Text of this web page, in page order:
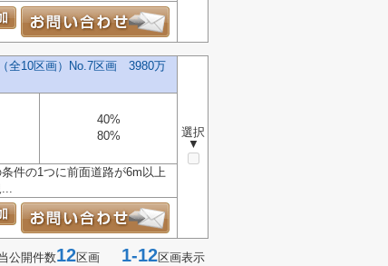
全10区画）No.7区画 3980万
選択
▼
40%
80%
件の1つに前面道路が6m以上
公開件数12区画 1-12区画表示